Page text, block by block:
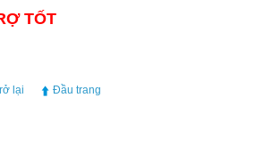
TỐT
lại Đầu trang